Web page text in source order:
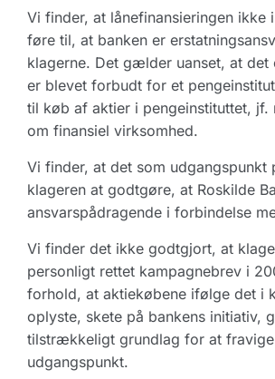
Vi finder, at lånefinansieringen ikke
føre til, at banken er
klagerne. Det gælder uanset, at det
er blevet forbudt for et
til køb af aktier i pengeinstituttet, jf.
om finansiel virksomhed.
Vi finder, at det som udgangspunkt
klageren at godtgøre, at Roskilde
ansvarspådragende i forbindelse
Vi finder det ikke godtgjort, at
personligt rettet kampagnebrev i
forhold, at aktiekøbene ifølge det i
oplyste, skete på bankens initiativ,
tilstrækkeligt grundlag for at
udgangspunkt.